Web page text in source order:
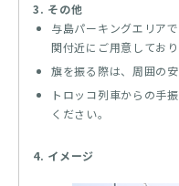
3. その他
与島パーキングエリア
関付近にご用意しており
旗を振る際は、周囲の
トロッコ列車からの手
ください。
4. イメージ